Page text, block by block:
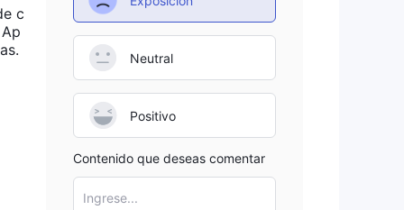
un
c
Neutral
Positivo
Contenido que deseas comentar
Ingrese...